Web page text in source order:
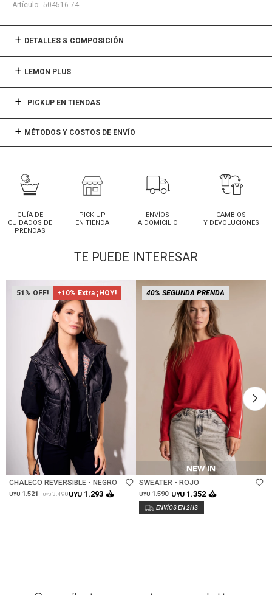
504516-74
DETALLES & COMPOSICIÓN
LEMON PLUS
PICKUP EN TIENDAS
MÉTODOS Y COSTOS DE ENVÍO
GUÍA DE
CUIDADOS DE
PRENDAS
PICK UP
EN TIENDA
ENVÍOS
A DOMICILIO
CAMBIOS
Y DEVOLUCIONES
TE PUEDE INTERESAR
51 +10% Extra ¡HOY!
Talle
CHALECO REVERSIBLE - NEGRO
UYU 1.521 UYU 3.490UYU 1.293
40% SEGUNDA PRENDA
Talle
SWEATER - ROJO
UYU 1.590 UYU 1.352